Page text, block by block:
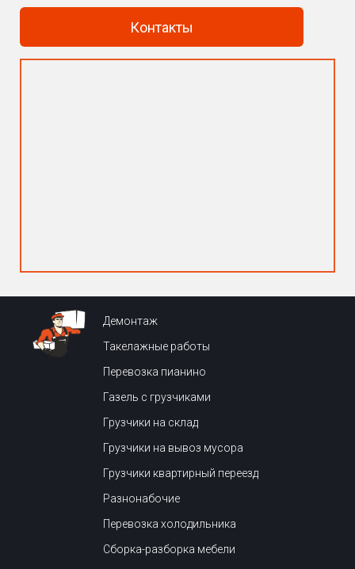
Контакты
Демонтаж
Такелажные работы
Перевозка пианино
Газель с грузчиками
Грузчики на склад
Грузчики на вывоз мусора
Грузчики квартирный переезд
Разнонабочие
Перевозка холодильника
Сборка-разборка мебели